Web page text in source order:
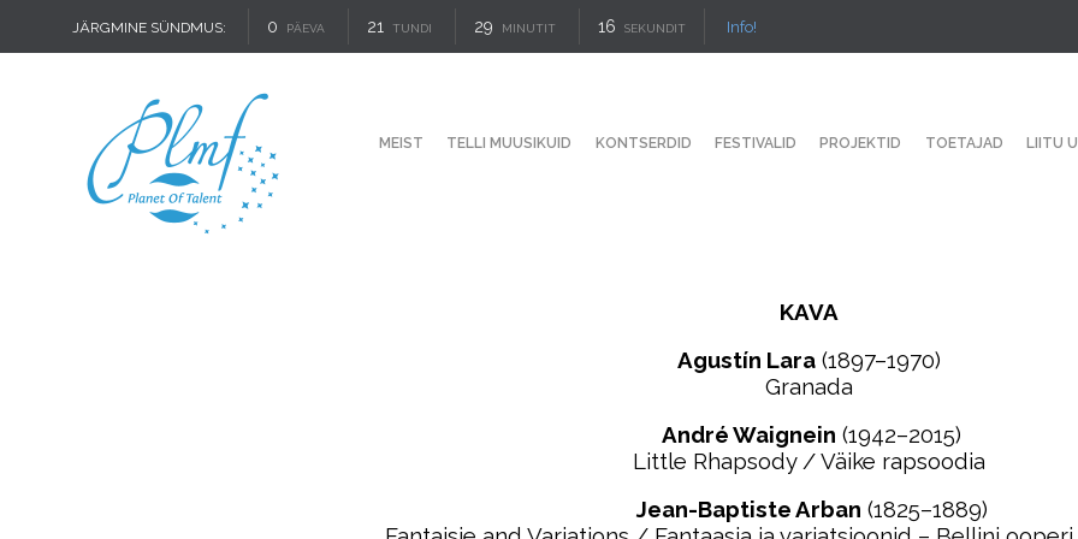
JÄRGMINE SÜNDMUS: 0 PÄEVA 21 TUNDI 29 MINUTIT 15 SEKUNDIT Info!
MEIST TELLI MUUSIKUID KONTSERDID FESTIVALID PROJEKTID TOETAJAD LIITU
KAVA
Agustín Lara(1897–1970)
Granada
André Waignein (1942–2015)
Little Rhapsody / Väike rapsoodia
Jean-Baptiste Arban (1825–1889)